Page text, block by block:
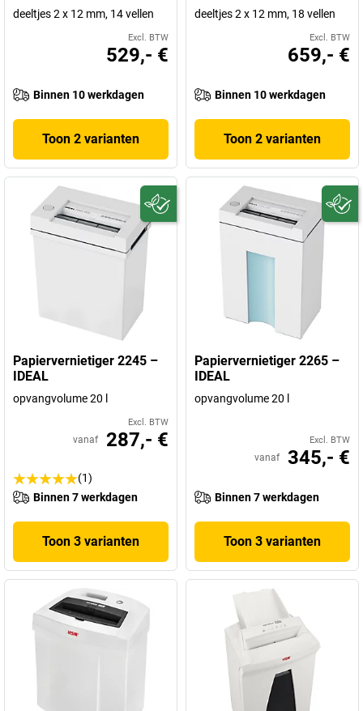
deeltjes 2 x 12 mm, 14 vellen
Excl. BTW
529,- €
Binnen 10 werkdagen
Toon 2 varianten
deeltjes 2 x 12 mm, 18 vellen
Excl. BTW
659,- €
Binnen 10 werkdagen
Toon 2 varianten
Papiervernietiger 2245 –
IDEAL
opvangvolume 20 l
Excl. BTW
vanaf 287,- €
(1)
Binnen 7 werkdagen
Toon 3 varianten
Papiervernietiger 2265 –
IDEAL
opvangvolume 20 l
Excl. BTW
vanaf 345,- €
Binnen 7 werkdagen
Toon 3 varianten